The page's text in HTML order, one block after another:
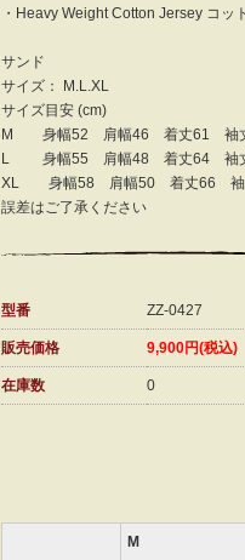
・Heavy Weight Cotton Jersey コッ
サンド
サイズ： M.L.XL
サイズ目安 (cm)
M 身幅52 肩幅46 着丈61 袖
L 身幅55 肩幅48 着丈64 袖
XL 身幅58 肩幅50 着丈66 袖
誤差はご了承ください
型番 ZZ-0427
販売価格 9,900円(税込)
在庫数 0
M